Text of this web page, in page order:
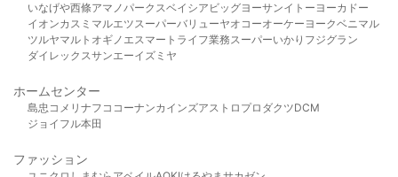
いなげや西條アマノパークスベイシア ビッグヨーサンイトーヨーカドー
イオンカスミ マルエツスーパーバリューヤオコーオーケー ヨークベニマル
ツルヤマルト オギノ エスマート ライフ業務スーパーいかり フジグラン
ダイレックスサンエーイズミヤ
ホームセンター
島忠 コメリ ナフコ コーナンカインズアストロプロダクツDCM
ジョイフル本田
ファッション